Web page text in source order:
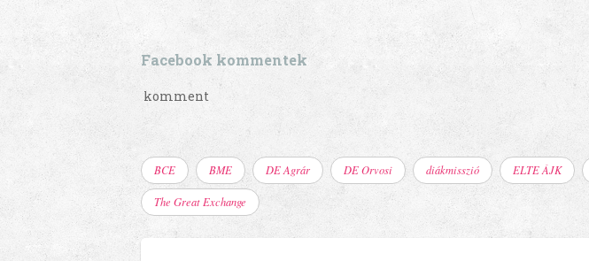
Facebook kommentek
komment
BCE BME DE Agrár DE Orvosi diákmisszió ELTE ÁJK
The Great Exchange